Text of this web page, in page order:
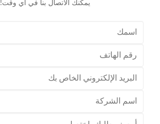
يمكنك الاتصال بنا في أي وقت!